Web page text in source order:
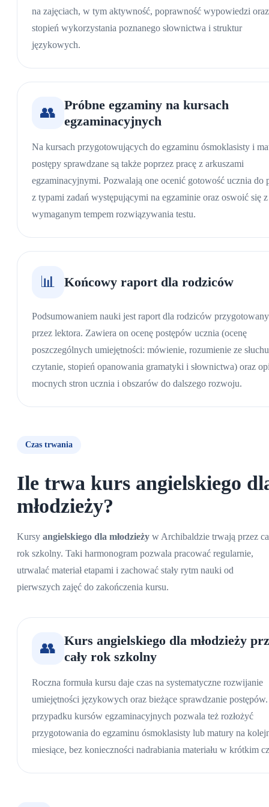
na zajęciach, w tym aktywność, poprawność wypowiedzi oraz
stopień wykorzystania poznanego słownictwa i struktur
językowych.
👥 Próbne egzaminy na kursach
egzaminacyjnych
Na kursach przygotowujących do egzaminu ósmoklasisty i
postępy sprawdzane są także poprzez pracę z arkuszami
egzaminacyjnymi. Pozwalają one ocenić gotowość ucznia do
z typami zadań występującymi na egzaminie oraz oswoić się z
wymaganym tempem rozwiązywania testu.
📊 Końcowy raport dla rodziców
Podsumowaniem nauki jest raport dla rodziców przygotowany
przez lektora. Zawiera on ocenę postępów ucznia (ocenę
poszczególnych umiejętności: mówienie, rozumienie ze
czytanie, stopień opanowania gramatyki i słownictwa) oraz
mocnych stron ucznia i obszarów do dalszego rozwoju.
Czas trwania
Ile trwa kurs angielskiego
młodzieży?
Kursy angielskiego dla młodzieży w Archibaldzie trwają przez
rok szkolny. Taki harmonogram pozwala pracować regularnie,
utrwalać materiał etapami i zachować stały rytm nauki od
pierwszych zajęć do zakończenia kursu.
👥 Kurs angielskiego dla młodzieży
cały rok szkolny
Roczna formuła kursu daje czas na systematyczne rozwijanie
umiejętności językowych oraz bieżące sprawdzanie
przypadku kursów egzaminacyjnych pozwala też rozłożyć
przygotowania do egzaminu ósmoklasisty lub matury na
miesiące, bez konieczności nadrabiania materiału w krótkim